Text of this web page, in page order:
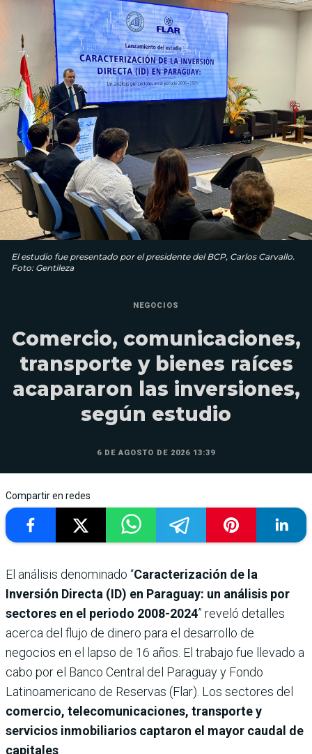
El estudio fue presentado por el presidente del BCP, Carlos Carvallo.
Foto: Gentileza
NEGOCIOS
Comercio, comunicaciones,
transporte y bienes raíces
acapararon las inversiones,
según estudio
6 DE AGOSTO DE 2026 13:39
Compartir en redes
El análisis denominado “Caracterización de la
Inversión Directa (ID) en Paraguay: un análisis por
sectores en el periodo 2008-2024” reveló detalles
acerca del flujo de dinero para el desarrollo de
negocios en el lapso de 16 años. El trabajo fue llevado a
cabo por el Banco Central del Paraguay y Fondo
Latinoamericano de Reservas (Flar). Los sectores del
comercio, telecomunicaciones, transporte y
servicios inmobiliarios captaron el mayor caudal de
capitales